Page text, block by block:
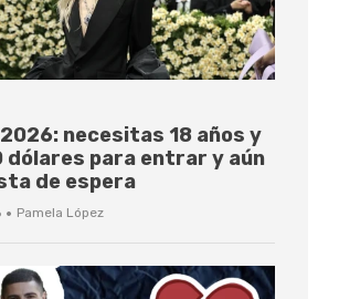
necesitas 18 años y
dólares para entrar y aún
de espera
· Pamela López